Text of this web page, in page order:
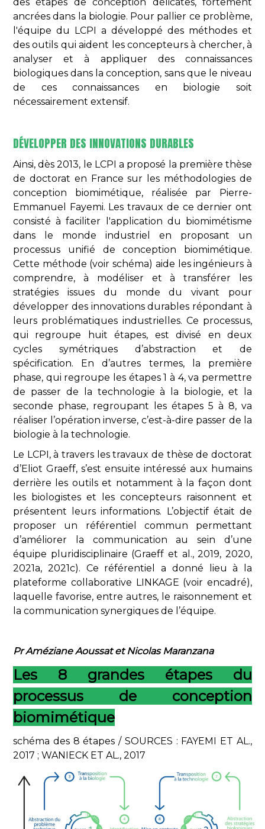
ancrées dans la biologie. Pour pallier ce problème,
l'équipe du LCPI a développé des méthodes et
des outils qui aident les concepteurs à chercher, à
analyser et à appliquer des connaissances
biologiques dans la conception, sans que le niveau
de ces connaissances en biologie soit
nécessairement extensif.
DÉVELOPPER DES INNOVATIONS DURABLES
Ainsi, dès 2013, le LCPI a proposé la première thèse
de doctorat en France sur les méthodologies de
conception biomimétique, réalisée par Pierre-
Emmanuel Fayemi. Les travaux de ce dernier ont
consisté à faciliter l'application du biomimétisme
dans le monde industriel en proposant un
processus unifié de conception biomimétique.
Cette méthode (voir schéma) aide les ingénieurs à
comprendre, à modéliser et à transférer les
stratégies issues du monde du vivant pour
développer des innovations durables répondant à
leurs problématiques industrielles. Ce processus,
qui regroupe huit étapes, est divisé en deux
cycles symétriques d’abstraction et de
spécification. En d’autres termes, la première
phase, qui regroupe les étapes 1 à 4, va permettre
de passer de la technologie à la biologie, et la
seconde phase, regroupant les étapes 5 à 8, va
réaliser l’opération inverse, c’est-à-dire passer de la
biologie à la technologie.
Le LCPI, à travers les travaux de thèse de doctorat
d’Eliot Graeff, s’est ensuite intéressé aux humains
derrière les outils et notamment à la façon dont
les biologistes et les concepteurs raisonnent et
présentent leurs informations. L’objectif était de
proposer un référentiel commun permettant
d’améliorer la communication au sein d’une
équipe pluridisciplinaire (Graeff et al., 2019, 2020,
2021a, 2021c). Ce référentiel a donné lieu à la
plateforme collaborative LINKAGE (voir encadré),
laquelle favorise, entre autres, le raisonnement et
la communication synergiques de l’équipe.
Pr Améziane Aoussat et Nicolas Maranzana
Les 8 grandes étapes du
processus de conception
biomimétique
schéma des 8 étapes / SOURCES : FAYEMI ET AL.,
2017 ; WANIECK ET AL., 2017